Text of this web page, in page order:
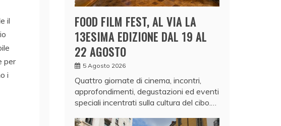
il
per
i
FOOD FILM FEST, AL VIA LA
13ESIMA EDIZIONE DAL 19 AL
22 AGOSTO
5 Agosto 2026
Quattro giornate di cinema, incontri,
approfondimenti, degustazioni ed eventi
speciali incentrati sulla cultura del cibo.…